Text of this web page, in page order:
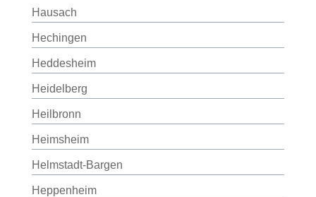
Hausach
Hechingen
Heddesheim
Heidelberg
Heilbronn
Heimsheim
Helmstadt-Bargen
Heppenheim